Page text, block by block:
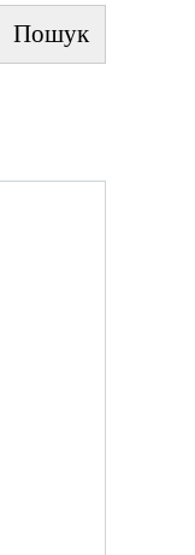
Пошук